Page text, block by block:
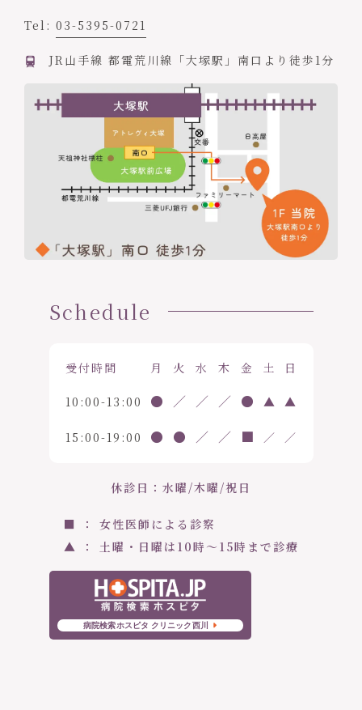
Tel: 03-5395-0721
JR山手線 都電荒川線「大塚駅」南口より徒歩1分
Schedule
受付時間 月 火 水 木 金 土 日
10:00-13:00 ● ／ ／ ／ ● ▲ ▲
15:00-19:00 ● ● ／ ／ ■ ／ ／
休診日：水曜/木曜/祝日
■ ： 女性医師による診察
▲ ： 土曜・日曜は10時〜15時まで診療
病院検索ホスピタ クリニック西川